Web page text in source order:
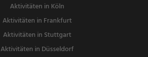
Aktivitäten in Köln
Aktivitäten in Frankfurt
Aktivitäten in Stuttgart
Aktivitäten in Düsseldorf